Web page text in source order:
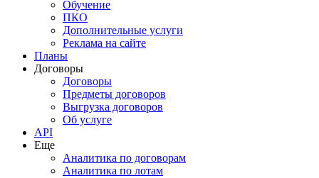
Обучение
ПКО
Дополнительные услуги
Реклама на сайте
Планы
Договоры
Договоры
Предметы договоров
Выгрузка договоров
Об услуге
API
Еще
Аналитика по договорам
Аналитика по лотам